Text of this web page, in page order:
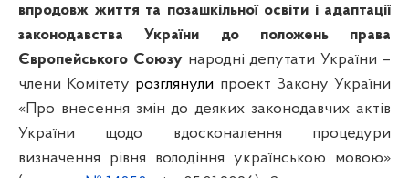
впродовж життя та позашкільної освіти і адаптації
законодавства України до положень права
Європейського Союзу народні депутати України –
члени Комітету розглянули проект Закону України
«Про внесення змін до деяких законодавчих актів
України щодо вдосконалення процедури
визначення рівня володіння українською мовою»